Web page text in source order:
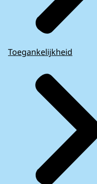
Toegankelijkheid